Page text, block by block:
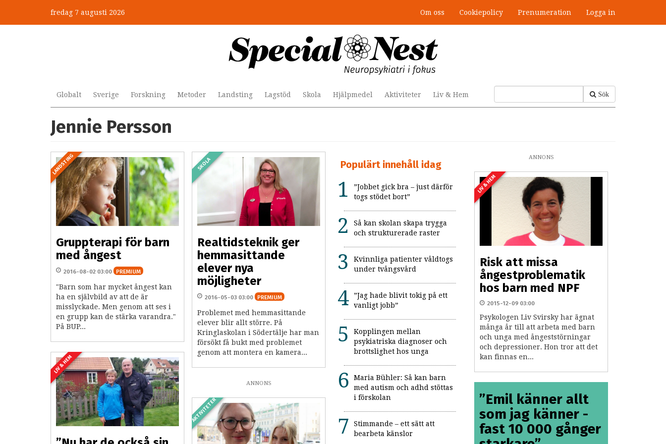
huvudinnehåll
fredag 7 augusti 2026 Om oss Cookiepolicy Prenumeration Logga in
Sök
Globalt Sverige Forskning Metoder Landsting Lagstöd Skola Hjälpmedel Aktiviteter Liv & Hem
Jennie Persson
LANDSTING
Gruppterapi för barn
med ångest
2016-08-02 03:00 PREMIUM
"Barn som har mycket ångest kan
ha en självbild av att de är
misslyckade. Men genom att ses i
en grupp kan de stärka varandra."
På BUP...
SKOLA
Realtidsteknik ger
hemmasittande
elever nya
möjligheter
2016-05-03 03:00 PREMIUM
Problemet med hemmasittande
elever blir allt större. På
Kringlaskolan i Södertälje har man
försökt få bukt med problemet
genom att montera en kamera...
Populärt innehåll idag
”Jobbet gick bra – just därför
togs stödet bort”
Så kan skolan skapa trygga
och strukturerade raster
Kvinnliga patienter våldtogs
under tvångsvård
”Jag hade blivit tokig på ett
vanligt jobb”
Kopplingen mellan
psykiatriska diagnoser och
brottslighet hos unga
Maria Bühler: Så kan barn
med autism och adhd stöttas
i förskolan
Stimmande – ett sätt att
bearbeta känslor
ANNONS
LIV & HEM
Risk att missa
ångestproblematik
hos barn med NPF
2015-12-09 03:00
Psykologen Liv Svirsky har ägnat
många år till att arbeta med barn
och unga med ångeststörningar
och depressioner. Hon tror att det
kan finnas en...
LIV & HEM
ANNONS
”Emil känner allt
som jag känner -
fast 10 000 gånger
AKTIVITETER